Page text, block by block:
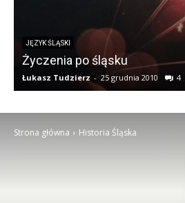
JĘZYK ŚLĄSKI
Życzenia po śląsku
Łukasz Tudzierz - 25 grudnia 2010 4